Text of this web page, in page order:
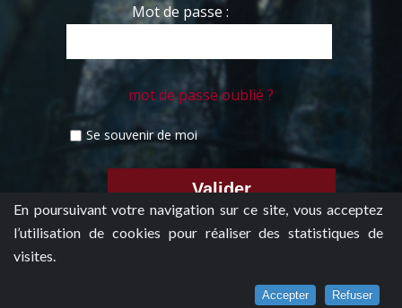
En poursuivant votre navigation sur ce site, vous acceptez
l’utilisation de cookies pour réaliser des statistiques de
visites.
Accepter Refuser
Mot de passe :
mot de passe oublié ?
Se souvenir de moi